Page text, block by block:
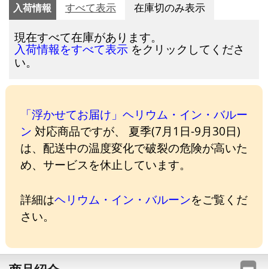
入荷情報 すべて表示 在庫切のみ表示
現在すべて在庫があります。
入荷情報をすべて表示 をクリックしてくださ
い。
「浮かせてお届け」ヘリウム・イン・バルー
ン 対応商品ですが、 夏季(7月1日-9月30日)
は、配送中の温度変化で破裂の危険が高いた
め、サービスを休止しています。
詳細はヘリウム・イン・バルーンをご覧くだ
さい。